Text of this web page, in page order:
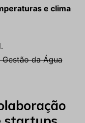
e clima
da Água